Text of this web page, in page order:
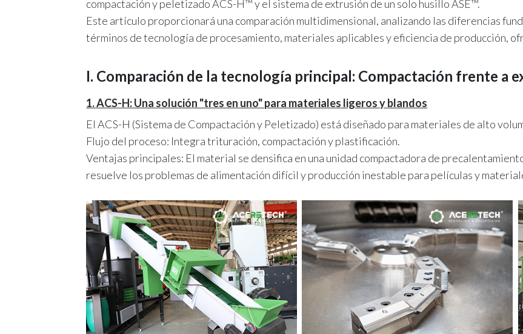
compactación y peletizado ACS-H™ y el sistema de extrusión de un solo husillo ASE™.
Este artículo proporcionará una comparación multidimensional, analizando las diferencias
términos de tecnología de procesamiento, materiales aplicables y eficiencia de producción,
I. Comparación de la tecnología principal: Compactación frente a
1. ACS-H: Una solución "tres en uno" para materiales ligeros y blandos
El ACS-H (Sistema de Compactación y Peletizado) está diseñado para materiales de alto
Flujo del proceso: Integra trituración, compactación y plastificación.
Ventajas principales: El material se densifica en una unidad compactadora de
resuelve los problemas de alimentación difícil y producción inestable para películas y